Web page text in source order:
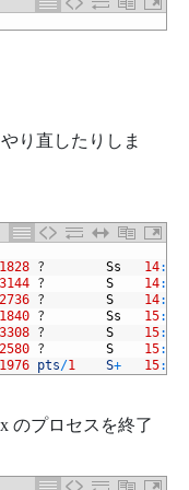
り直したりしま
1828 ? Ss 14:
3144 ? S 14:
2736 ? S 14:
1840 ? Ss 15:
3308 ? S 15:
2580 ? S 15:
1976 pts/1 S+ 15:
のプロセスを終了